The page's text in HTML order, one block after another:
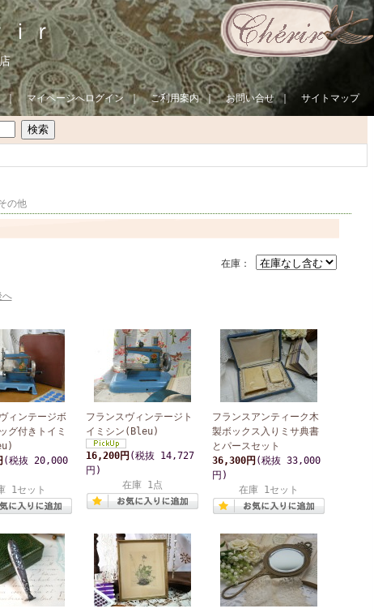
ｉｒ
｜ マイページへログイン｜ ご利用案内｜ お問い合せ｜ サイトマップ
の他
在庫：
へ
ィンテージボ
グ付きトイミ
(税抜 20,000
1セット
フランスヴィンテージト
イミシン(Bleu)
16,200円 (税抜 14,727
円)
在庫 1点
フランスアンティーク木
製ボックス入りミサ典書
とパースセット
36,300円 (税抜 33,000
円)
在庫 1セット